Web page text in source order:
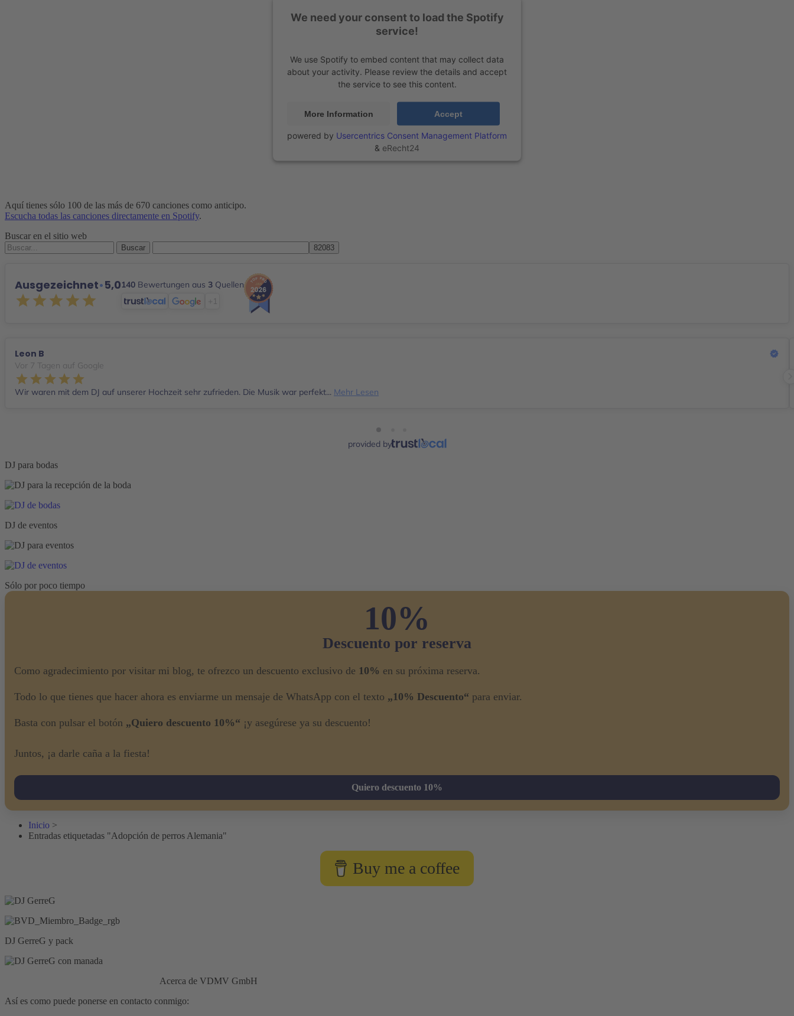
We need your consent to load the Spotify
service!
We use Spotify to embed content that may collect data
about your activity. Please review the details and accept
the service to see this content.
More Information Accept
powered by Usercentrics Consent Management Platform
& eRecht24
Aquí tienes sólo 100 de las más de 670 canciones como anticipo.
Escucha todas las canciones directamente en Spotify.
Buscar en el sitio web
Buscar
por:
Ausgezeichnet•5,0140 Bewertungen aus 3 Quellen
+1
Leon B
Vor 7 Tagen auf Google
Wir waren mit dem DJ auf unserer Hochzeit sehr zufrieden. Die Musik war perfekt... Mehr Lesen
provided by
DJ para bodas
DJ de eventos
Sólo por poco tiempo
10%
Descuento por reserva
Como agradecimiento por visitar mi blog, te ofrezco un descuento exclusivo de 10% en su próxima reserva.
Todo lo que tienes que hacer ahora es enviarme un mensaje de WhatsApp con el texto „10% Descuento“ para enviar.
Basta con pulsar el botón „Quiero descuento 10%“ ¡y asegúrese ya su descuento!
Juntos, ¡a darle caña a la fiesta!
Quiero descuento 10%
Inicio >
Entradas etiquetadas "Adopción de perros Alemania"
Buy me a coffee
DJ GerreG y pack
Acerca de VDMV GmbH
Así es como puede ponerse en contacto conmigo: